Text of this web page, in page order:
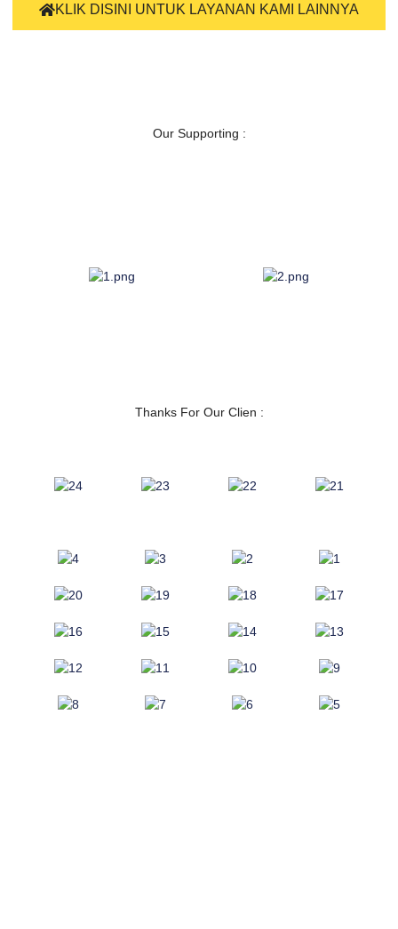
KLIK DISINI UNTUK LAYANAN KAMI LAINNYA
Our Supporting :
Thanks For Our Clien :